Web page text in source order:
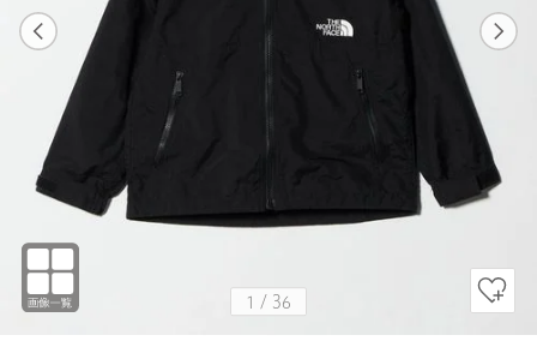
1 / 36
36